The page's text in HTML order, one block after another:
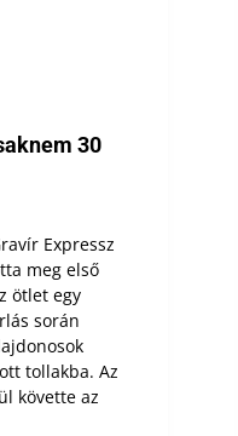
30
Expressz
meg első
ötlet egy
során
tollakba. Az
követte az